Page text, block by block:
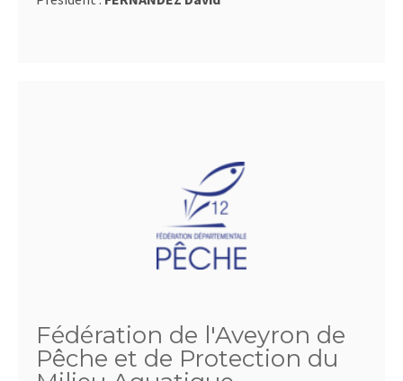
Fédération de l'Aveyron de
Pêche et de Protection du